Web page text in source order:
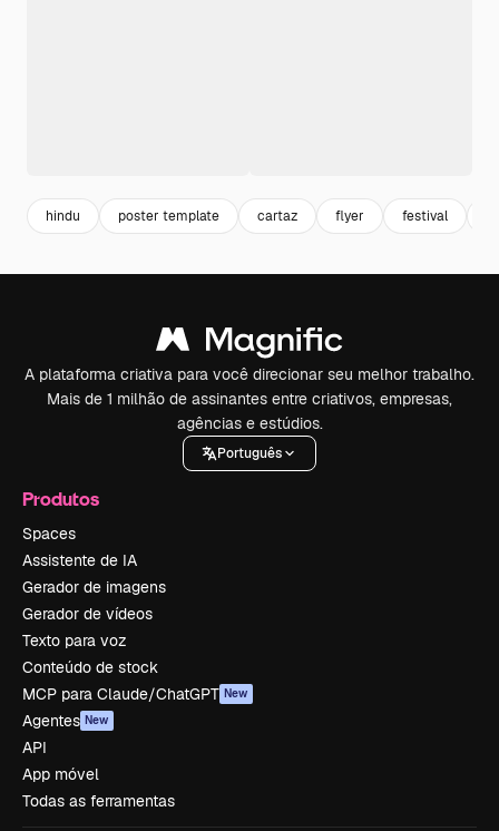
hindu poster template cartaz flyer festival
A plataforma criativa para você direcionar seu melhor trabalho.
Mais de 1 milhão de assinantes entre criativos, empresas,
agências e estúdios.
Português
Produtos
Spaces
Assistente de IA
Gerador de imagens
Gerador de vídeos
Texto para voz
Conteúdo de stock
MCP para Claude/ChatGPT New
Agentes New
API
App móvel
Todas as ferramentas